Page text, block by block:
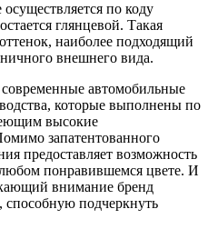
по коду
глянцевой. Такая
наиболее подходящий
внешнего вида.
современные автомобильные
которые выполнены по
высокие
запатентованного
предоставляет возможность
понравившемся цвете. И
внимание бренд
способную подчеркнуть